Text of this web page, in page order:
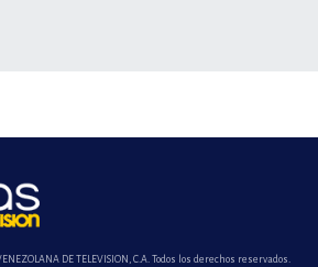
DE TELEVISION, C.A. Todos los derechos reservados.